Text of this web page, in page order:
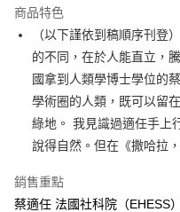
運送方式
付款後全家取貨
每筆NT$60，滿NT$499(含
付款後7-11取貨
每筆NT$60，滿NT$499(含
宅配
每筆NT$100，滿NT$499(含
商品特色
（以下謹依到稿順序刊登
的不同，在於人能直立，
國拿到人類學博士學位的
學術圈的人類，既可以留
綠地。 我見識過適任手上
說得自然。但在《撒哈拉
銷售重點
蔡適任 法國社科院（EHESS